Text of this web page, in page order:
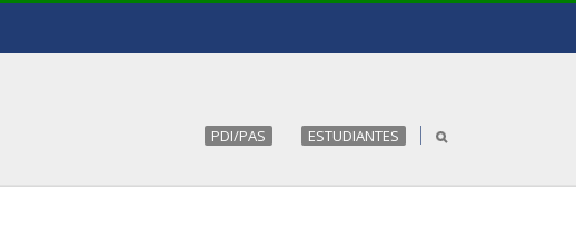
PDI/PAS ESTUDIANTES